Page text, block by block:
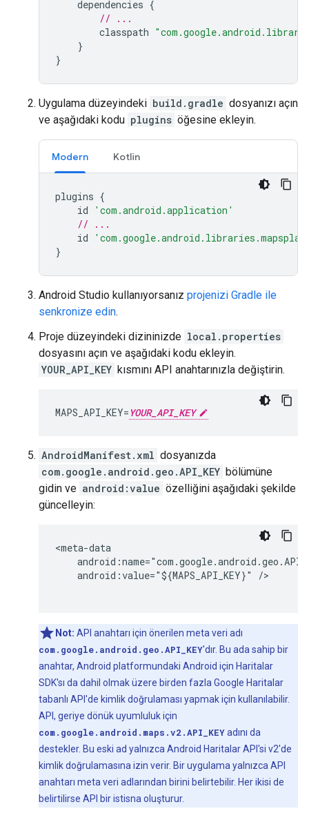
dependencies {
// ...
classpath
}
}
Uygulama düzeyindeki build.gradle dosyanızı açın
ve aşağıdaki kodu plugins öğesine ekleyin.
Modern Kotlin
plugins {
id
'com.android.application'
// ...
id
}
Android Studio kullanıyorsanız projenizi Gradle ile
senkronize edin.
Proje düzeyindeki dizininizde local.properties
dosyasını açın ve aşağıdaki kodu ekleyin.
YOUR_API_KEY kısmını API anahtarınızla değiştirin.
MAPS_API_KEY= YOUR_API_KEY
AndroidManifest.xml dosyanızda
com.google.android.geo.API_KEY bölümüne
gidin ve android:value özelliğini aşağıdaki şekilde
güncelleyin:
<meta-data
    android:value="${MAPS_API_KEY}" />
Not: API anahtarı için önerilen meta veri adı
com.google.android.geo.API_KEY'dır. Bu ada sahip bir
anahtar, Android platformundaki Android için Haritalar
SDK'sı da dahil olmak üzere birden fazla Google Haritalar
tabanlı API'de kimlik doğrulaması yapmak için kullanılabilir.
API, geriye dönük uyumluluk için
com.google.android.maps.v2.API_KEYadını da
destekler. Bu eski ad yalnızca Android Haritalar API'si v2'de
kimlik doğrulamasına izin verir. Bir uygulama yalnızca API
anahtarı meta veri adlarından birini belirtebilir. Her ikisi de
belirtilirse API bir istisna oluşturur.